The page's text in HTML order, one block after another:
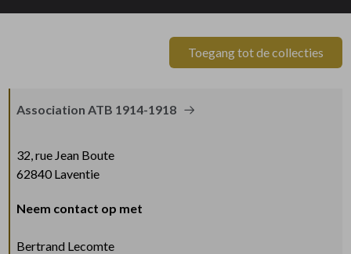
Toegang tot de collecties
Association ATB 1914-1918
32, rue Jean Boute
62840 Laventie
Neem contact op met
Bertrand Lecomte